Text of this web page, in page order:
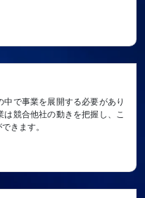
で事業を展開する必要があり
競合他社の動きを把握し、こ
きます。